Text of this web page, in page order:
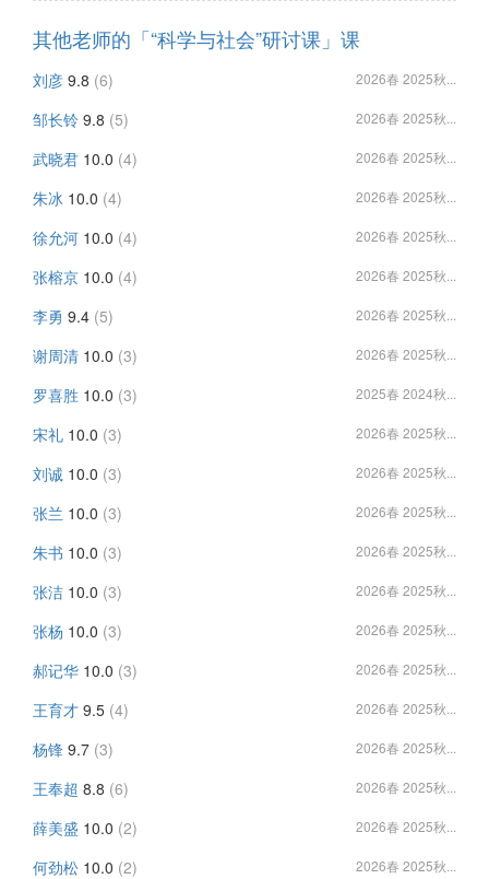
其他老师的「“科学与社会”研讨课」课
刘彦 9.8 (6) 2026春 2025秋...
邹长铃 9.8 (5) 2026春 2025秋...
武晓君 10.0 (4) 2026春 2025秋...
朱冰 10.0 (4) 2026春 2025秋...
徐允河 10.0 (4) 2026春 2025秋...
张榕京 10.0 (4) 2026春 2025秋...
李勇 9.4 (5) 2026春 2025秋...
谢周清 10.0 (3) 2026春 2025秋...
罗喜胜 10.0 (3) 2025春 2024秋...
宋礼 10.0 (3) 2026春 2025秋...
刘诚 10.0 (3) 2026春 2025秋...
张兰 10.0 (3) 2026春 2025秋...
朱书 10.0 (3) 2026春 2025秋...
张洁 10.0 (3) 2026春 2025秋...
张杨 10.0 (3) 2026春 2025秋...
郝记华 10.0 (3) 2026春 2025秋...
王育才 9.5 (4) 2026春 2025秋...
杨锋 9.7 (3) 2026春 2025秋...
王奉超 8.8 (6) 2026春 2025秋...
薛美盛 10.0 (2) 2026春 2025秋...
何劲松 10.0 (2) 2026春 2025秋...